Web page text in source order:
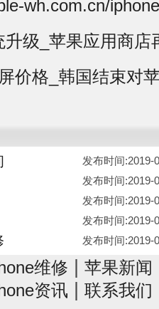
wh.com.cn/
级_苹果应用商店
价格_韩国结束对
发布时间:2019-
发布时间:2019-
发布时间:2019-
发布时间:2019-
发布时间:2019-
维修 苹果新闻
资讯 联系我们